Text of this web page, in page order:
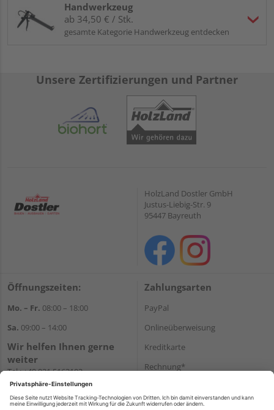
Handwerkzeug
ab 34,50 € / Stk.
gesamte Kategorie Handwerkzeug entdecken
Unsere Zertifizierungen und Partner
HolzLand Dostler GmbH
Justus-Liebig-Str. 9
95447 Bayreuth
Öffnungszeiten:
Mo. – Fr. 08:00 – 18:00
Sa. 09:00 – 14:00
Wir helfen Ihnen gerne
weiter
Tel.:+49 921 5163102
E-Mail:shop@dostler.de
Zahlungsarten
PayPal
Onlineüberweisung
Kreditkarte
Rechnung*
Versand